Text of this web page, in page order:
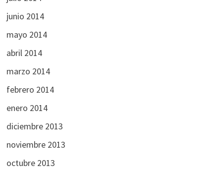
junio 2014
mayo 2014
abril 2014
marzo 2014
febrero 2014
enero 2014
diciembre 2013
noviembre 2013
octubre 2013